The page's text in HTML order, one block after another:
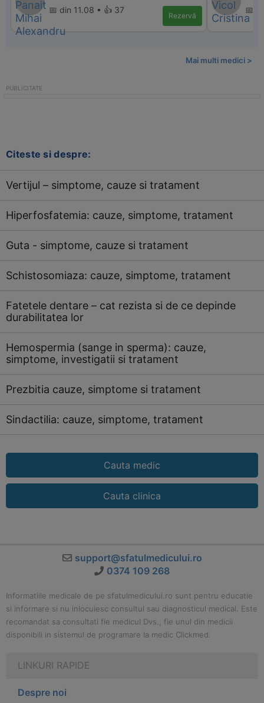
📅 din 11.08 • 👍 37
Rezervă
📅
Mai multi medici >
Citeste si despre:
Vertijul – simptome, cauze si tratament
Hiperfosfatemia: cauze, simptome, tratament
Guta - simptome, cauze si tratament
Schistosomiaza: cauze, simptome, tratament
Fatetele dentare – cat rezista si de ce depinde
durabilitatea lor
Hemospermia (sange in sperma): cauze,
simptome, investigatii si tratament
Prezbitia cauze, simptome si tratament
Sindactilia: cauze, simptome, tratament
Cauta medic
Cauta clinica
support@sfatulmedicului.ro
0374 109 268
Informatiile medicale de pe sfatulmedicului.ro sunt pentru educatie
si informare si nu inlocuiesc consultul sau diagnosticul medical. Este
recomandat sa consultati fie medicul Dvs., fie unul din medicii
disponibili in sistemul de programare la medic Clickmed.
LINKURI RAPIDE
Despre noi